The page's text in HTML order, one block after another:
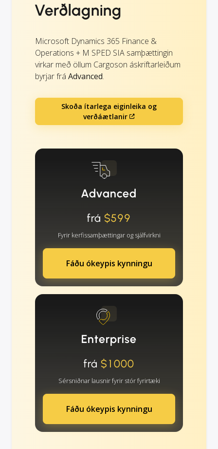
Verðlagning
Microsoft Dynamics 365 Finance &
Operations + M SPED SIA samþættingin
virkar með öllum Cargoson áskriftarleiðum
byrjar frá Advanced.
Skoða ítarlega eiginleika og
verðáætlanir
Advanced
frá $599
Fyrir kerfissamþættingar og sjálfvirkni
Fáðu ókeypis kynningu
Enterprise
frá $1000
Sérsniðnar lausnir fyrir stór fyrirtæki
Fáðu ókeypis kynningu